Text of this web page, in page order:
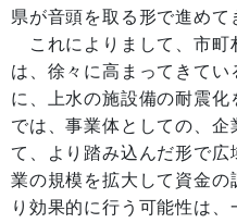
県が音頭を取る形で進めて
これによりまして、市町
は、徐々に高まってきて
に、上水の施設備の耐震
では、事業体としての、
て、より踏み込んだ形で
業の規模を拡大して資金の
り効果的に行う可能性は